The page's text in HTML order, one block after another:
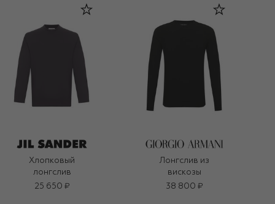
Хлопковый
лонгслив
25 650 ₽
Лонгслив из
вискозы
38 800 ₽